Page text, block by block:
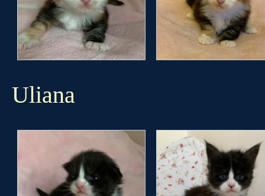
Uliana